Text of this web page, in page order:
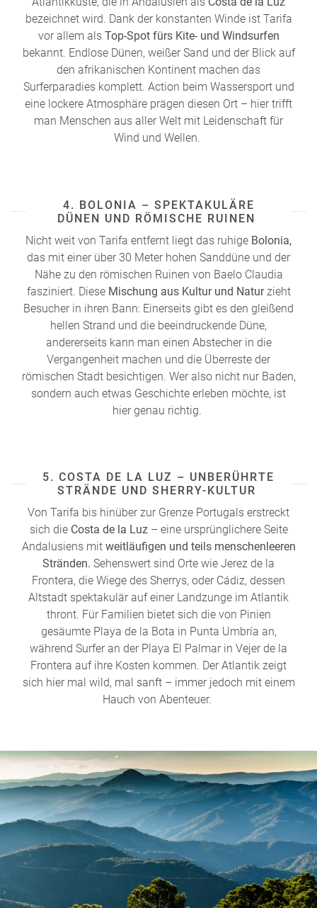
bezeichnet wird. Dank der konstanten Winde ist Tarifa
vor allem als Top-Spot fürs Kite- und Windsurfen
bekannt. Endlose Dünen, weißer Sand und der Blick auf
den afrikanischen Kontinent machen das
Surferparadies komplett. Action beim Wassersport und
eine lockere Atmosphäre prägen diesen Ort – hier trifft
man Menschen aus aller Welt mit Leidenschaft für
Wind und Wellen.
4. BOLONIA – SPEKTAKULÄRE
DÜNEN UND RÖMISCHE RUINEN
Nicht weit von Tarifa entfernt liegt das ruhige Bolonia,
das mit einer über 30 Meter hohen Sanddüne und der
Nähe zu den römischen Ruinen von Baelo Claudia
fasziniert. Diese Mischung aus Kultur und Naturzieht
Besucher in ihren Bann: Einerseits gibt es den gleißend
hellen Strand und die beeindruckende Düne,
andererseits kann man einen Abstecher in die
Vergangenheit machen und die Überreste der
römischen Stadt besichtigen. Wer also nicht nur Baden,
sondern auch etwas Geschichte erleben möchte, ist
hier genau richtig.
5. COSTA DE LA LUZ – UNBERÜHRTE
STRÄNDE UND SHERRY-KULTUR
Von Tarifa bis hinüber zur Grenze Portugals erstreckt
sich die Costa de la Luz – eine ursprünglichere Seite
Andalusiens mit weitläufigen und teils menschenleeren
Stränden. Sehenswert sind Orte wie Jerez de la
Frontera, die Wiege des Sherrys, oder Cádiz, dessen
Altstadt spektakulär auf einer Landzunge im Atlantik
thront. Für Familien bietet sich die von Pinien
gesäumte Playa de la Bota in Punta Umbría an,
während Surfer an der Playa El Palmar in Vejer de la
Frontera auf ihre Kosten kommen. Der Atlantik zeigt
sich hier mal wild, mal sanft – immer jedoch mit einem
Hauch von Abenteuer.